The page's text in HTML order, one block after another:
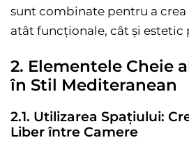
sunt combinate pentru a
atât funcționale, cât și estetic
2. Elementele Cheie
în Stil Mediteranean
2.1. Utilizarea Spațiului:
Liber între Camere